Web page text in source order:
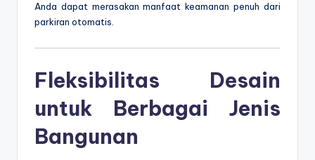
Anda dapat merasakan manfaat keamanan penuh dari
parkiran otomatis.
Fleksibilitas Desain
untuk Berbagai Jenis
Bangunan